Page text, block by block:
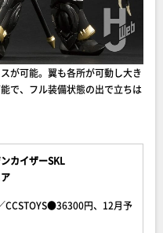
が可能。翼も各所が可動し大き
で、フル装備状態の出で立ちは
カイザーSKL
円、12月予